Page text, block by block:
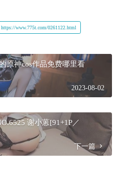
www.775t.com/0261122.html
原神cos作品免费哪里看
2023-08-02
谢小蒽[91+1P／
下一篇